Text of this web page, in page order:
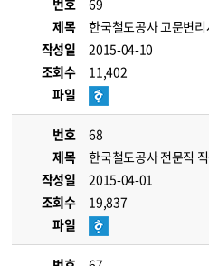
번호
69
제목
한국철도공사 고문변
작성일
2015-04-10
조회수
11,402
파일
번호
68
제목
한국철도공사 전문직
작성일
2015-04-01
조회수
19,837
파일